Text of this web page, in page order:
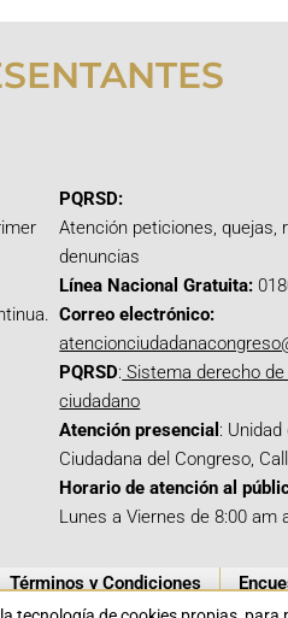
PQRSD:
Atención peticiones, quejas,
denuncias
Línea Nacional Gratuita:
Correo electrónico:
PQRSD: Sistema derecho de
ciudadano
Atención presencial :
Ciudadana del Congreso,
Horario de atención al
Lunes a Viernes de 8:00 am
Términos y Condiciones